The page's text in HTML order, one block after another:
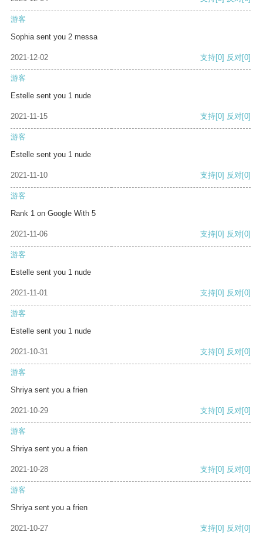
游客
Sophia sent you 2 messa
2021-12-02 支持[0] 反对[0]
游客
Estelle sent you 1 nude
2021-11-15 支持[0] 反对[0]
游客
Estelle sent you 1 nude
2021-11-10 支持[0] 反对[0]
游客
Rank 1 on Google With 5
2021-11-06 支持[0] 反对[0]
游客
Estelle sent you 1 nude
2021-11-01 支持[0] 反对[0]
游客
Estelle sent you 1 nude
2021-10-31 支持[0] 反对[0]
游客
Shriya sent you a frien
2021-10-29 支持[0] 反对[0]
游客
Shriya sent you a frien
2021-10-28 支持[0] 反对[0]
游客
Shriya sent you a frien
2021-10-27 支持[0] 反对[0]